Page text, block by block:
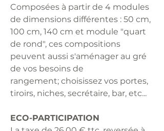
Composées à partir de 4 modules
de dimensions différentes : 50 cm,
100 cm, 140 cm et module "quart
de rond", ces compositions
peuvent aussi s'aménager au gré
de vos besoins de
rangement; choisissez vos portes,
tiroirs, niches, secrétaire, bar, etc...
ECO-PARTICIPATION